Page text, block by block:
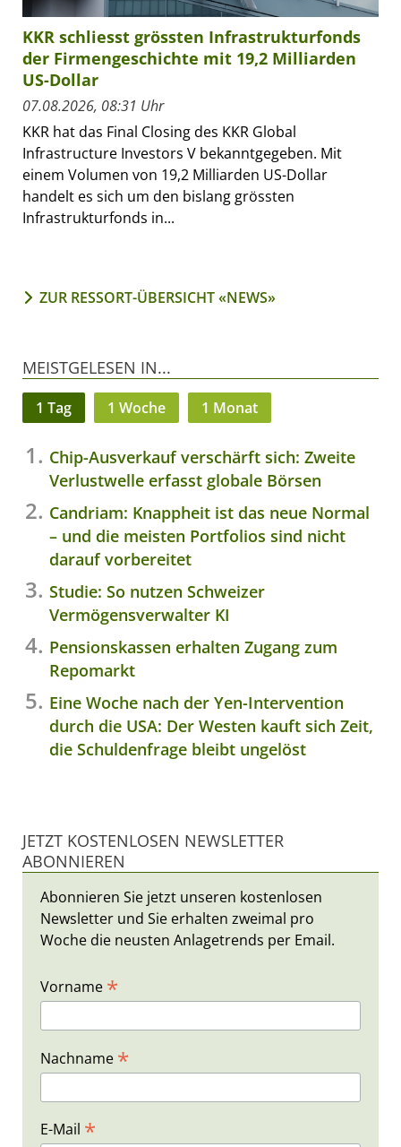
KKR schliesst grössten Infrastrukturfonds
der Firmengeschichte mit 19,2 Milliarden
US-Dollar
07.08.2026, 08:31 Uhr
KKR hat das Final Closing des KKR Global
Infrastructure Investors V bekanntgegeben. Mit
einem Volumen von 19,2 Milliarden US-Dollar
handelt es sich um den bislang grössten
Infrastrukturfonds in...
ZUR RESSORT-ÜBERSICHT «NEWS»
MEISTGELESEN IN...
1 Tag 1 Woche 1 Monat
Chip-Ausverkauf verschärft sich: Zweite
Verlustwelle erfasst globale Börsen
Candriam: Knappheit ist das neue Normal
– und die meisten Portfolios sind nicht
darauf vorbereitet
Studie: So nutzen Schweizer
Vermögensverwalter KI
Pensionskassen erhalten Zugang zum
Repomarkt
Eine Woche nach der Yen-Intervention
durch die USA: Der Westen kauft sich Zeit,
die Schuldenfrage bleibt ungelöst
JETZT KOSTENLOSEN NEWSLETTER
ABONNIEREN
Abonnieren Sie jetzt unseren kostenlosen
Newsletter und Sie erhalten zweimal pro
Woche die neusten Anlagetrends per Email.
Vorname *
Nachname *
E-Mail *